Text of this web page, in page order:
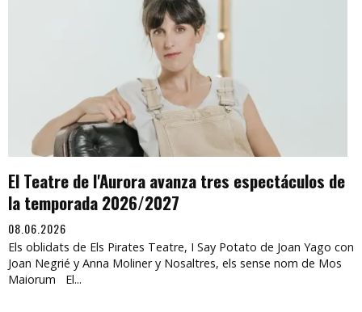
El Teatre de l'Aurora avanza tres espectáculos de
la temporada 2026/2027
08.06.2026
Els oblidats de Els Pirates Teatre, I Say Potato de Joan Yago con
Joan Negrié y Anna Moliner y Nosaltres, els sense nom de Mos
Maiorum El...